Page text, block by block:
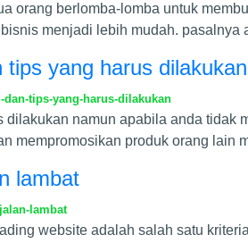
orang berlomba-lomba untuk
menjadi lebih mudah. pasalnya
yang harus dilakukan
tips-yang-harus-dilakukan
namun apabila anda
mempromosikan produk orang lain
lambat
lambat
website adalah salah satu